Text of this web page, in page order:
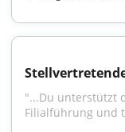
"...Du unterstützt
Filialführung und